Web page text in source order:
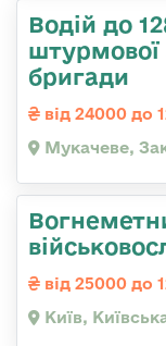
Водій до
штурмової
бригади
від 24000 до
Мукачеве,
від 25000 до
Київ,